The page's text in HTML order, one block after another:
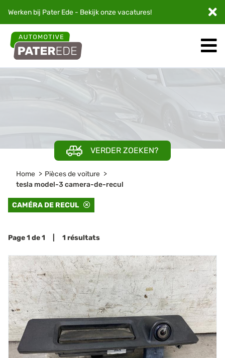
Werken bij Pater Ede - Bekijk onzevacatures!
VERDER ZOEKEN?
Home
Pièces de voiture
tesla model-3 camera-de-recul
CAMÉRA DE RECUL
Page 1 de 1 | 1 résultats